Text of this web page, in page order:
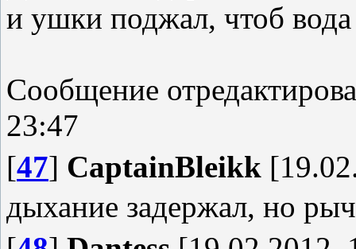
и ушки поджал, чтоб
Сообщение
23:47
[47] CaptainBleikk
дыхание задержал, но